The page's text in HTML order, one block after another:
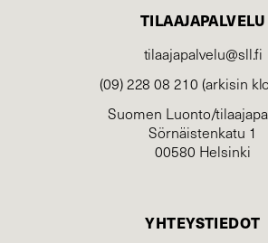
TILAAJAPALVELU
tilaajapalvelu@sll.fi
(09) 228 08 210 (arkisin
Suomen Luonto/
Sörnäistenkatu 1
00580 Helsinki
YHTEYSTIEDOT